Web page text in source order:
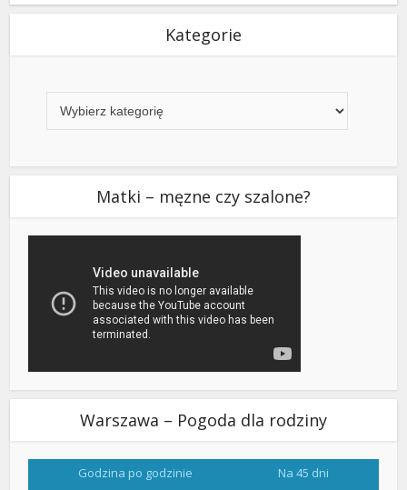
Kategorie
Matki – męzne czy szalone?
Warszawa – Pogoda dla rodziny
Godzina po godzinie Na 45 dni